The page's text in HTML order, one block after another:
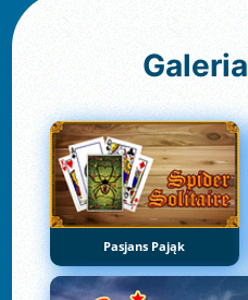
Galeria
Pasjans Pająk